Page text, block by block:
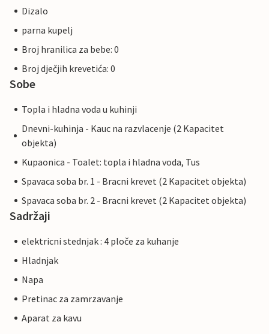
Dizalo
parna kupelj
Broj hranilica za bebe: 0
Broj dječjih krevetića: 0
Sobe
Topla i hladna voda u kuhinji
Dnevni-kuhinja - Kauc na razvlacenje (2 Kapacitet
objekta)
Kupaonica - Toalet: topla i hladna voda, Tus
Spavaca soba br. 1 - Bracni krevet (2 Kapacitet objekta)
Spavaca soba br. 2 - Bracni krevet (2 Kapacitet objekta)
Sadržaji
elektricni stednjak : 4 ploče za kuhanje
Hladnjak
Napa
Pretinac za zamrzavanje
Aparat za kavu